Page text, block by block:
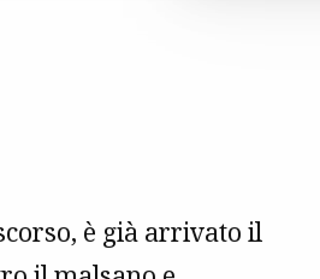
è già arrivato il